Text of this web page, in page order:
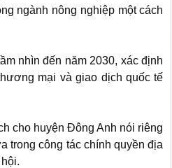
ngành nông nghiệp một cách
nhìn đến năm 2030, xác định
mại và giao dịch quốc tế
cho huyện Đông Anh nói riêng
trong công tác chính quyền địa